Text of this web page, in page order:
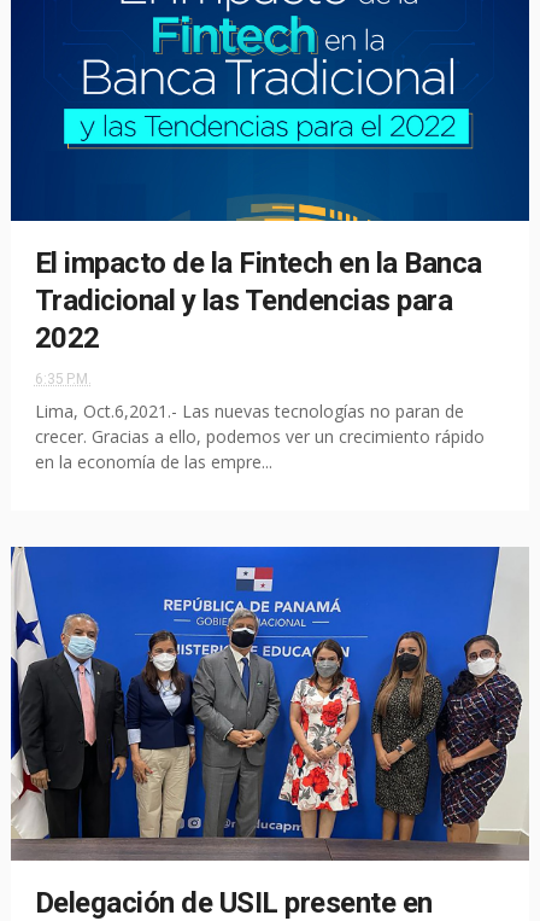
El impacto de la Fintech en la Banca
Tradicional y las Tendencias para
2022
6:35 P.M.
Lima, Oct.6,2021.- Las nuevas tecnologías no paran de
crecer. Gracias a ello, podemos ver un crecimiento rápido
en la economía de las empre...
Delegación de USIL presente en